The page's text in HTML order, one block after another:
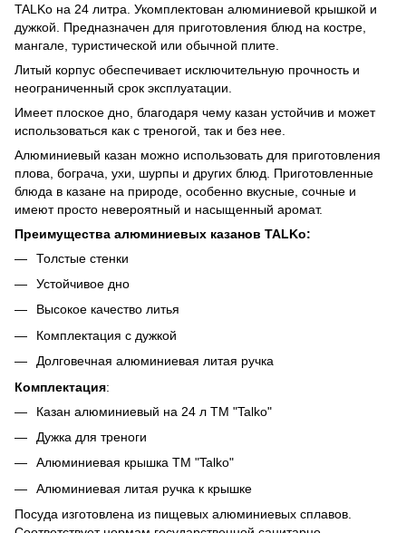
TALKo на 24 литра. Укомплектован алюминиевой крышкой и
дужкой. Предназначен для приготовления блюд на костре,
мангале, туристической или обычной плите.
Литый корпус обеспечивает исключительную прочность и
неограниченный срок эксплуатации.
Имеет плоское дно, благодаря чему казан устойчив и может
использоваться как с треногой, так и без нее.
Алюминиевый казан можно использовать для приготовления
плова, бограча, ухи, шурпы и других блюд. Приготовленные
блюда в казане на природе, особенно вкусные, сочные и
имеют просто невероятный и насыщенный аромат.
Преимущества алюминиевых казанов TALKo:
Толстые стенки
Устойчивое дно
Высокое качество литья
Комплектация с дужкой
Долговечная алюминиевая литая ручка
Комплектация:
Казан алюминиевый на 24 л ТМ "Talko"
Дужка для треноги
Алюминиевая крышка ТМ "Talko"
Алюминиевая литая ручка к крышке
Посуда изготовлена из пищевых алюминиевых сплавов.